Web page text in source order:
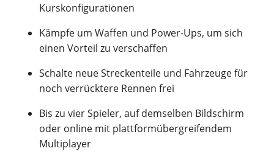
Kurskonfigurationen
Kämpfe um Waffen und Power-Ups, um sich
einen Vorteil zu verschaffen
Schalte neue Streckenteile und Fahrzeuge für
noch verrücktere Rennen frei
Bis zu vier Spieler, auf demselben Bildschirm
oder online mit plattformübergreifendem
Multiplayer